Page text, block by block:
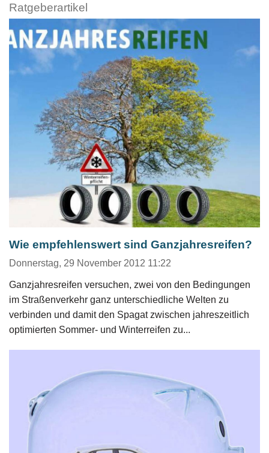
Ratgeberartikel
Wie empfehlenswert sind Ganzjahresreifen?
Donnerstag, 29 November 2012 11:22
Ganzjahresreifen versuchen, zwei von den Bedingungen
im Straßenverkehr ganz unterschiedliche Welten zu
verbinden und damit den Spagat zwischen jahreszeitlich
optimierten Sommer- und Winterreifen zu...